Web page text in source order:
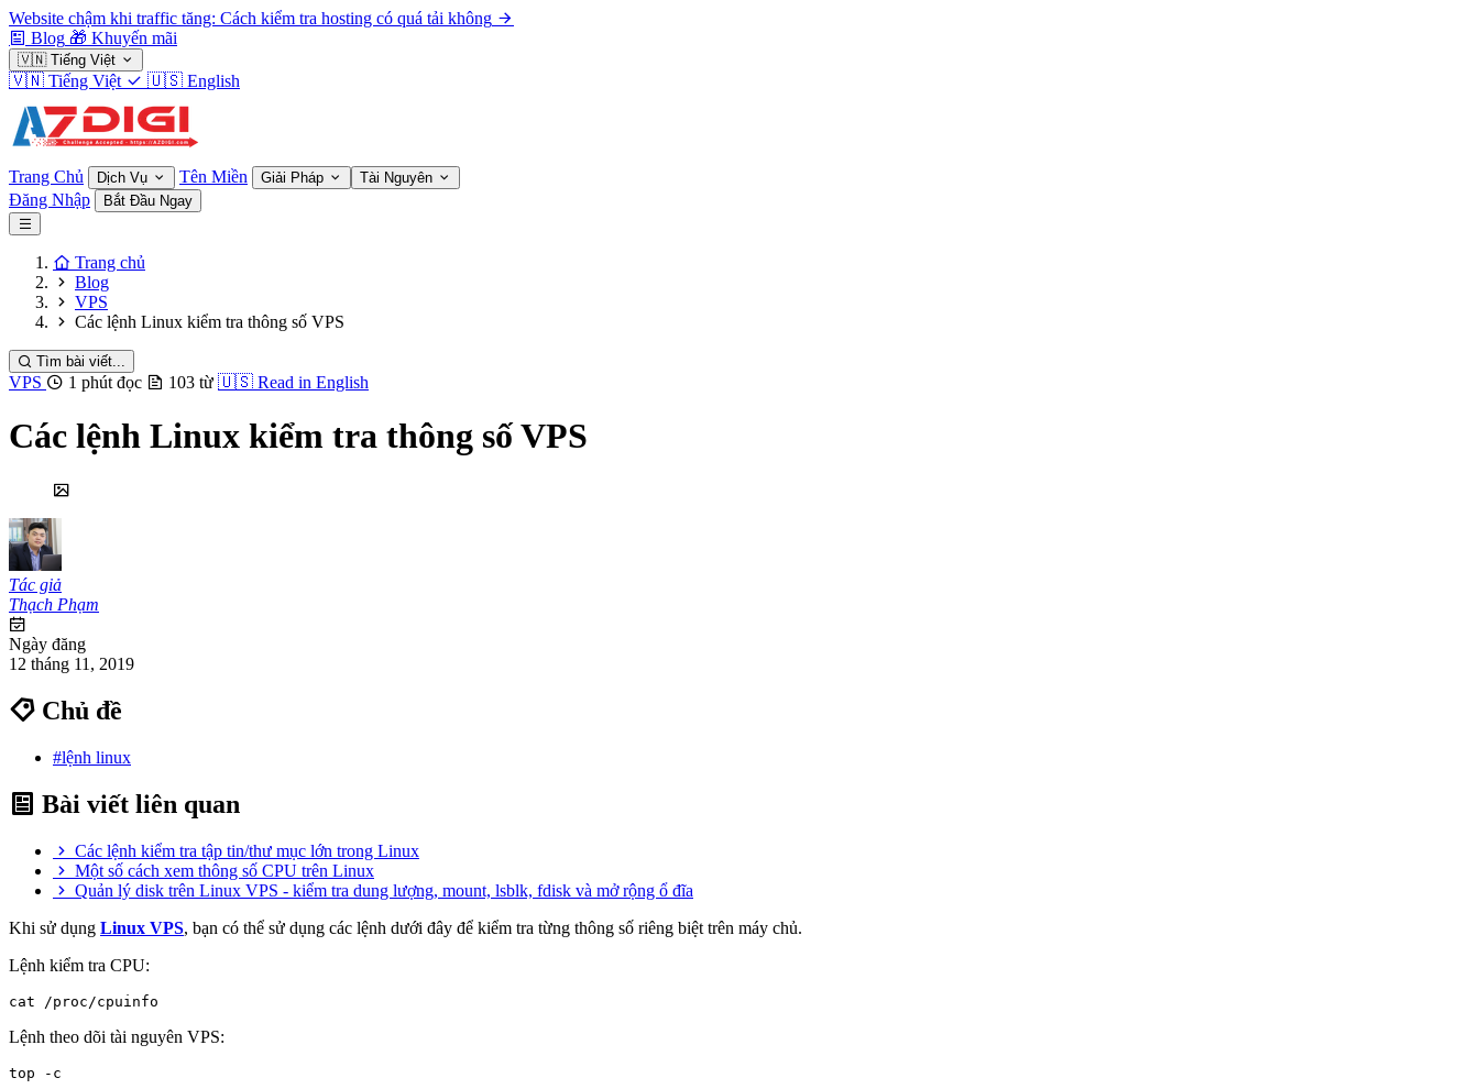
Website chậm khi traffic tăng: Cách kiểm tra hosting có quá tải không
Blog 🎁 Khuyến mãi
🇻🇳 Tiếng Việt
🇻🇳 Tiếng Việt 🇺🇸 English
Trang Chủ Dịch Vụ Tên Miền Giải Pháp Tài Nguyên
Đăng Nhập Bắt Đầu Ngay
Trang chủ
Blog
VPS
Các lệnh Linux kiểm tra thông số VPS
Tìm bài viết...
VPS 1 phút đọc 103 từ 🇺🇸 Read in English
Các lệnh Linux kiểm tra thông số VPS
Tác giả
Thạch Phạm
Ngày đăng
12 tháng 11, 2019
Chủ đề
#lệnh linux
Bài viết liên quan
Các lệnh kiểm tra tập tin/thư mục lớn trong Linux
Một số cách xem thông số CPU trên Linux
Quản lý disk trên Linux VPS - kiểm tra dung lượng, mount, lsblk, fdisk và mở rộng ổ đĩa
Khi sử dụng Linux VPS, bạn có thể sử dụng các lệnh dưới đây để kiểm tra từng thông số riêng biệt trên máy chủ.
Lệnh kiểm tra CPU:
cat /proc/cpuinfo
Lệnh theo dõi tài nguyên VPS:
top -c